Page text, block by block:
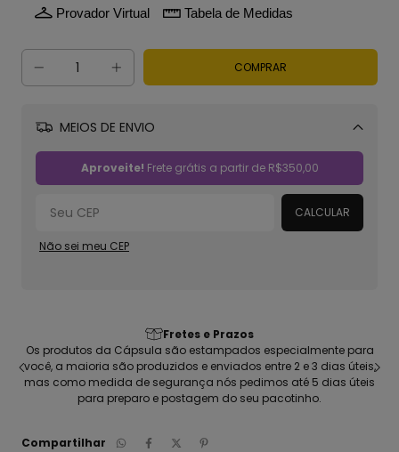
Provador Virtual Tabela de Medidas
MEIOS DE ENVIO
Aproveite! Frete grátis a partir de R$350,00
CALCULAR
Não sei meu CEP
Fretes e Prazos
Os produtos da Cápsula são estampados especialmente para
você, a maioria são produzidos e enviados entre 2 e 3 dias úteis,
mas como medida de segurança nós pedimos até 5 dias úteis
para preparo e postagem do seu pacotinho.
Compartilhar